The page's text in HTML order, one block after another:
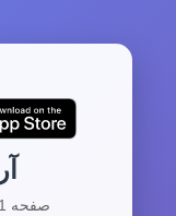
صفحه 1 از 343 | مجموع 3425 آرشیو